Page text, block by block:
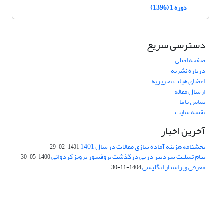
دوره 1 (1396)
دسترسی سریع
صفحه اصلی
درباره نشریه
اعضای هیات تحریریه
ارسال مقاله
تماس با ما
نقشه سایت
آخرین اخبار
بخشنامه هزینه آماده سازی مقالات در سال 1401 1401-02-29
پیام تسلیت سردبیر در پی درگذشت پروفسور پرویز کردوانی1400-05-30
معرفی ویراستار انگلیسی1404-11-30